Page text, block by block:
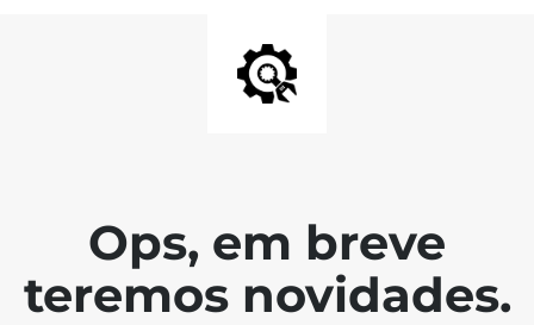
Ops, em breve
teremos novidades.